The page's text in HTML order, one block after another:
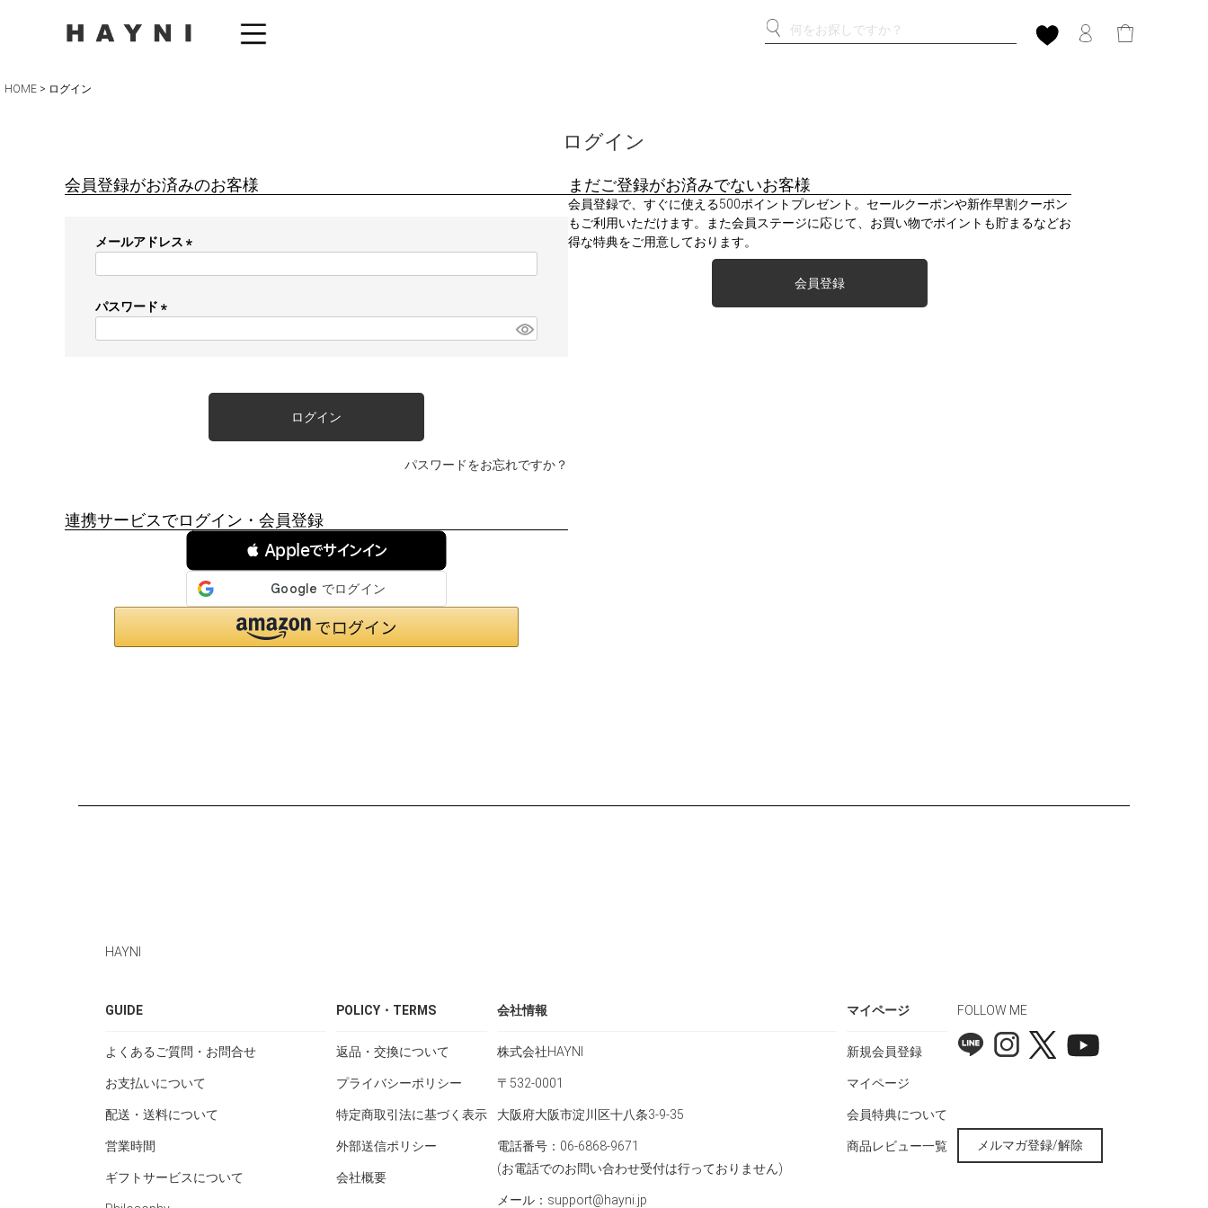
HOME ログイン
ログイン
会員登録がお済みのお客様
メールアドレス
)
パスワード
ログイン
パスワードをお忘れですか？
連携サービスでログイン・会員登録
 Appleでサインイン
まだご登録がお済みでないお客様
会員登録で、すぐに使える500ポイントプレゼント。セールクーポンや新作早割クーポン
もご利用いただけます。また会員ステージに応じて、お買い物でポイントも貯まるなどお
得な特典をご用意しております。
会員登録
HAYNI
GUIDE
よくあるご質問・お問合せ
お支払いについて
配送・送料について
営業時間
ギフトサービスについて
POLICY・TERMS
返品・交換について
プライバシーポリシー
特定商取引法に基づく表示
外部送信ポリシー
会社概要
会社情報
株式会社HAYNI
〒532-0001
大阪府大阪市淀川区十八条3-9-35
電話番号：06-6868-9671
(お電話でのお問い合わせ受付は行っておりません)
メール：support@hayni.jp
マイページ
新規会員登録
マイページ
会員特典について
商品レビュー一覧
FOLLOW ME
メルマガ登録/解除